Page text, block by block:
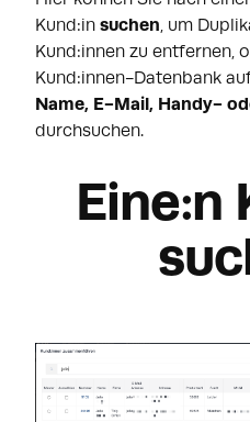
Kund:in suchen, um
Kund:innen zu entfernen,
Kund:innen-Datenbank
Name, E-Mail, Handy-
durchsuchen.
Eine:n